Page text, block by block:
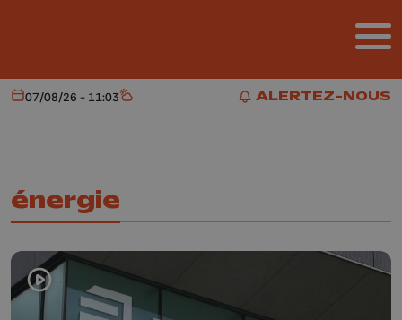
ALERTEZ-NOUS
ALERTEZ-NOUS
Aujourd'hui
07/08/26 - 11:03 Météo
énergie